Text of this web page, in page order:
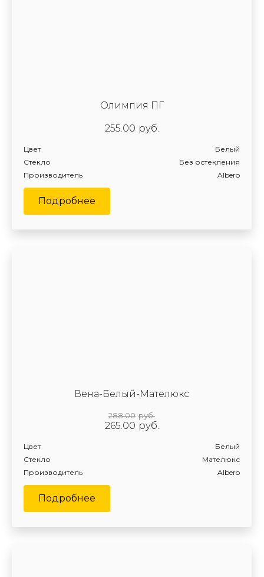
Олимпия ПГ
руб.
255.00
Цвет Белый
Производитель Albero
Стекло Без остекления
Подробнее
Вена-Белый-Мателюкс
руб.
288.00
руб.
265.00
Цвет Белый
Производитель Albero
Стекло Мателюкс
Подробнее